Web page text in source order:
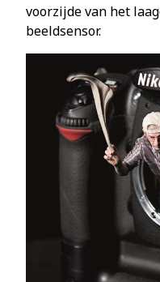
voorzijde van het
beeldsensor.